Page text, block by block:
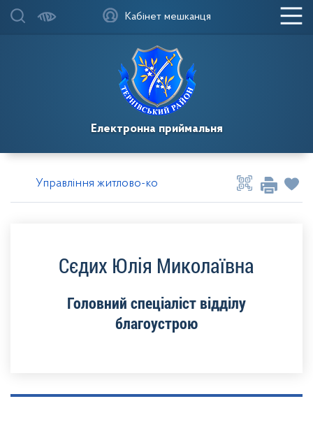
Електронна приймальня
Кабінет мешканця
Управління житлово-комунального господарства
Сєдих Юлія Миколаївна
Головний спеціаліст відділу
благоустрою